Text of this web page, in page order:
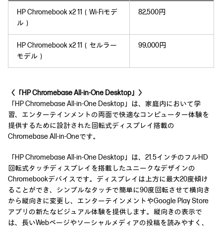
HP Chromebook x2 11（Wi-Fiモデ
ル）
82,500円
HP Chromebook x2 11（セルラー
モデル）
99,000円
〈「HP Chromebase All-in-One Desktop」〉
「HP Chromebase All-in-One Desktop」は、家庭内において学
習、エンターテインメントの両面で快適なコンピューター体験を
提供するために設計された回転式ディスプレイ搭載の
Chromebase All-in-Oneです。
「HP Chromebase All-in-One Desktop」は、21.5インチのフルHD
回転式タッチディスプレイを搭載したユニークなデザインの
Chromebookデバイスです。ディスプレイは上方に最大20度傾け
ることができ、シンプルなタッチで簡単に90度回転させて横向き
から縦向きに変更し、エンターテインメントやGoogle Play Store
アプリの新たなビジュアル体験を提供します。縦向きの表示で
は、長いWebページやソーシャルメディアの投稿を読みやすく、